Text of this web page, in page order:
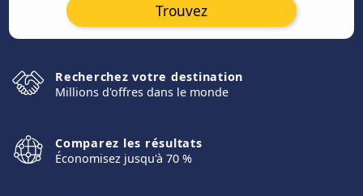
Trouvez
Recherchez votre destination
Millions d'offres dans le monde
Comparez les résultats
Économisez jusqu'à 70 %